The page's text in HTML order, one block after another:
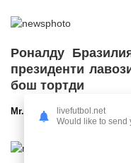
Роналду
президенти
бош тортди
Mr.NoBoDy12.03.2025
livefutbol.net
Would like to send